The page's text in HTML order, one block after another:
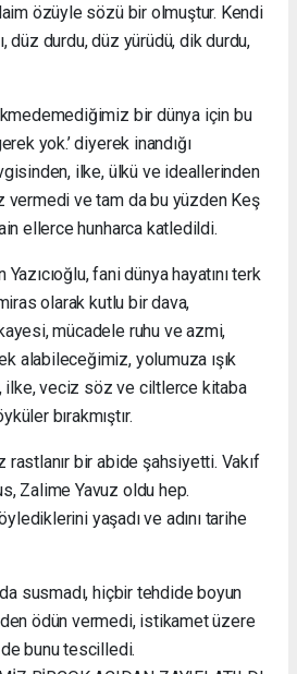
özüyle sözü bir olmuştur. Kendi
düz durdu, düz yürüdü, dik durdu,
bir dünya için bu
yok.’ diyerek inandığı
ilke, ülkü ve ideallerinden
vermedi ve tam da bu yüzden Keş
ellerce hunharca katledildi.
fani dünya hayatını terk
olarak kutlu bir dava,
mücadele ruhu ve azmi,
alabileceğimiz, yolumuza ışık
ilke, veciz söz ve ciltlerce kitaba
bırakmıştır.
rastlanır bir abide şahsiyetti. Vakıf
Zalime Yavuz oldu hep.
yaşadı ve adını tarihe
susmadı, hiçbir tehdide boyun
ödün vermedi, istikamet üzere
bunu tescilledi.